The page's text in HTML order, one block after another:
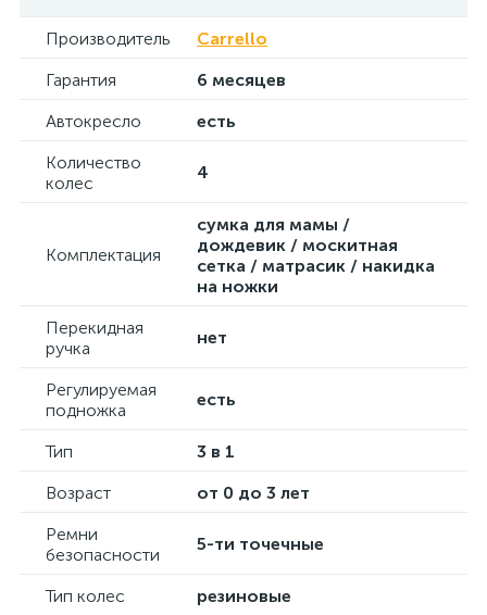
Производитель
Carrello
Гарантия
6 месяцев
Автокресло
есть
Количество
колес
4
Комплектация
сумка для мамы /
дождевик / москитная
сетка / матрасик / накидка
на ножки
Перекидная
ручка
нет
Регулируемая
подножка
есть
Тип
3 в 1
Возраст
от 0 до 3 лет
Ремни
безопасности
5-ти точечные
Тип колес резиновые